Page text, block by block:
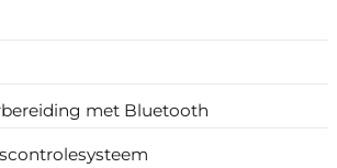
met Bluetooth